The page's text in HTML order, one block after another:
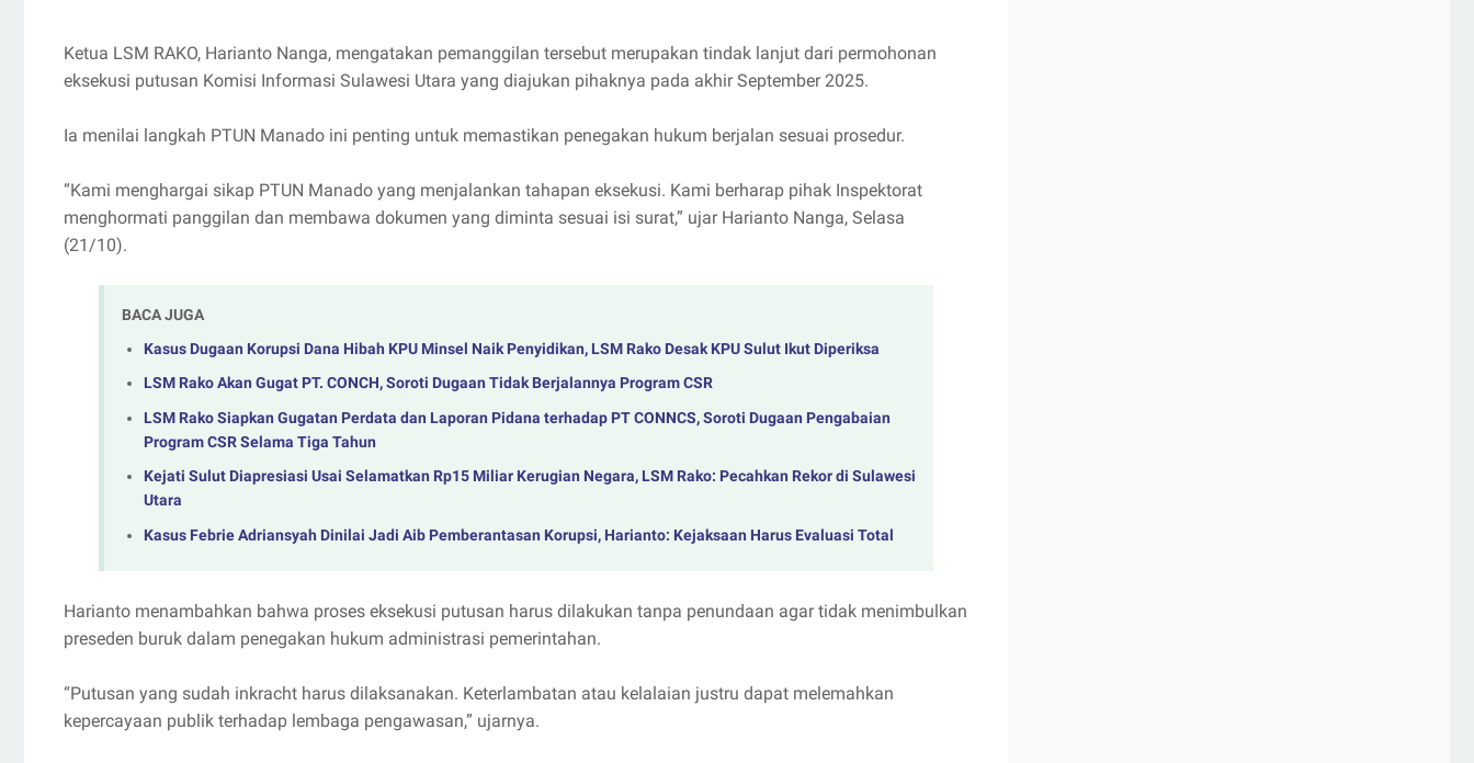
Ketua LSM RAKO, Harianto Nanga, mengatakan pemanggilan tersebut merupakan tindak lanjut dari permohonan
eksekusi putusan Komisi Informasi Sulawesi Utara yang diajukan pihaknya pada akhir September 2025.
Ia menilai langkah PTUN Manado ini penting untuk memastikan penegakan hukum berjalan sesuai prosedur.
“Kami menghargai sikap PTUN Manado yang menjalankan tahapan eksekusi. Kami berharap pihak Inspektorat
menghormati panggilan dan membawa dokumen yang diminta sesuai isi surat,” ujar Harianto Nanga, Selasa
(21/10).
BACA JUGA
Kasus Dugaan Korupsi Dana Hibah KPU Minsel Naik Penyidikan, LSM Rako Desak KPU Sulut Ikut Diperiksa
LSM Rako Akan Gugat PT. CONCH, Soroti Dugaan Tidak Berjalannya Program CSR
LSM Rako Siapkan Gugatan Perdata dan Laporan Pidana terhadap PT CONNCS, Soroti Dugaan Pengabaian
Program CSR Selama Tiga Tahun
Kejati Sulut Diapresiasi Usai Selamatkan Rp15 Miliar Kerugian Negara, LSM Rako: Pecahkan Rekor di Sulawesi
Utara
Kasus Febrie Adriansyah Dinilai Jadi Aib Pemberantasan Korupsi, Harianto: Kejaksaan Harus Evaluasi Total
Harianto menambahkan bahwa proses eksekusi putusan harus dilakukan tanpa penundaan agar tidak menimbulkan
preseden buruk dalam penegakan hukum administrasi pemerintahan.
“Putusan yang sudah inkracht harus dilaksanakan. Keterlambatan atau kelalaian justru dapat melemahkan
kepercayaan publik terhadap lembaga pengawasan,” ujarnya.